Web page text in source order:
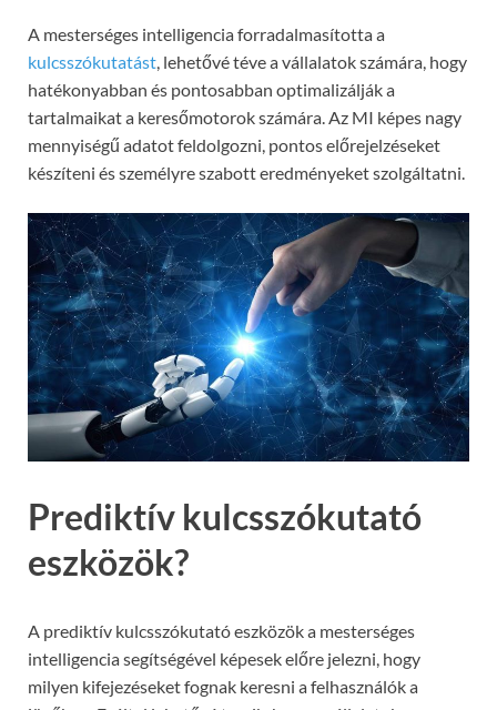
A mesterséges intelligencia forradalmasította a
kulcsszókutatást, lehetővé téve a vállalatok számára, hogy
hatékonyabban és pontosabban optimalizálják a
tartalmaikat a keresőmotorok számára. Az MI képes nagy
mennyiségű adatot feldolgozni, pontos előrejelzéseket
készíteni és személyre szabott eredményeket szolgáltatni.
Prediktív kulcsszókutató
eszközök?
A prediktív kulcsszókutató eszközök a mesterséges
intelligencia segítségével képesek előre jelezni, hogy
milyen kifejezéseket fognak keresni a felhasználók a